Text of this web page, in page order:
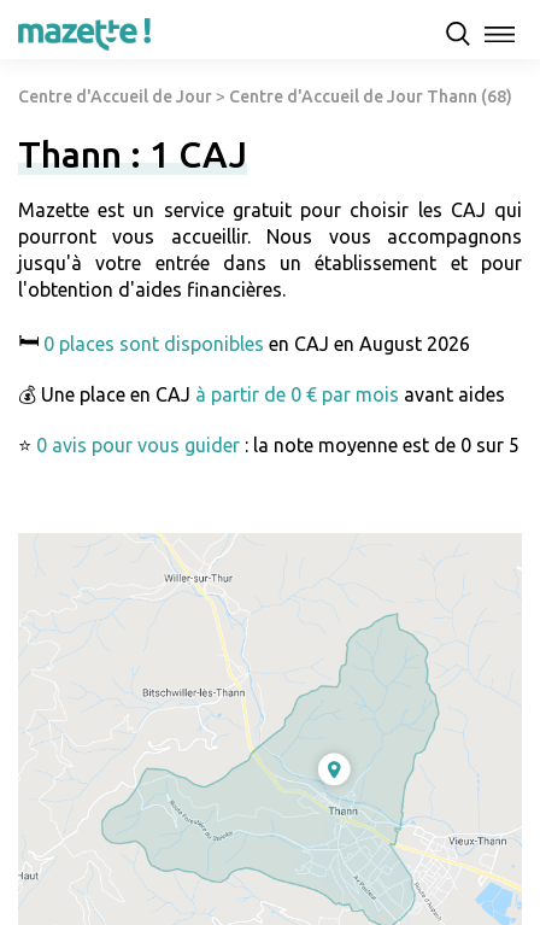
Centre d'Accueil de Jour > Centre d'Accueil de Jour Thann (68)
Thann : 1 CAJ
Mazette est un service gratuit pour choisir les CAJ qui
pourront vous accueillir. Nous vous accompagnons
jusqu'à votre entrée dans un établissement et pour
l'obtention d'aides financières.
🛏️ 0 places sont disponibles en CAJ en August 2026
💰 Une place en CAJ à partir de 0 € par mois avant aides
⭐ 0 avis pour vous guider : la note moyenne est de 0 sur 5